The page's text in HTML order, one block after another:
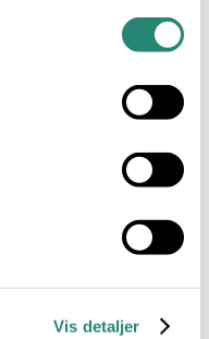
Vis detaljer
at vi behandler
med vores